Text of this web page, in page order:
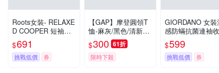
Roots女裝- RELAXE
D COOPER 短袖上
衣-淡莓紫
$691
挑戰低價 券
【GAP】摩登圓領T
恤-麻灰/黑色/清新白/
海軍藍(839665)
$300 61折
限時下殺
GIORDANO 女裝
感防蟎抗菌連袖
短袖T恤【雙色任
選】
$599
挑戰低價 券